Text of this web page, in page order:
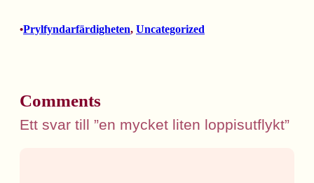
•Prylfyndarfärdigheten, Uncategorized
Comments
Ett svar till ”en mycket liten loppisutflykt”